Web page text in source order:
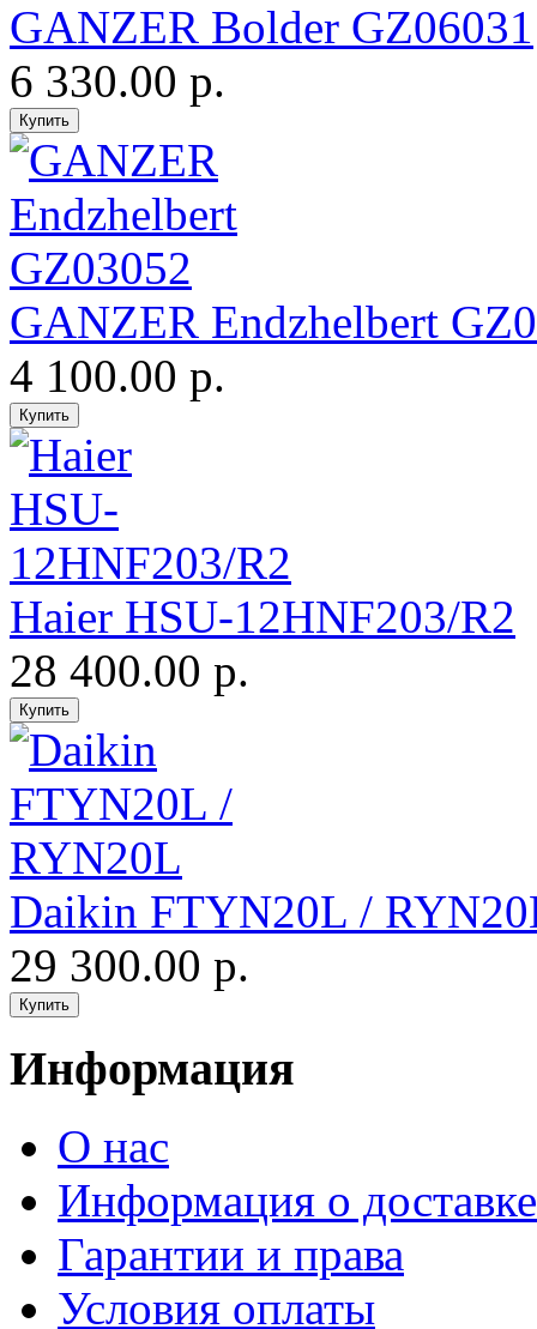
GANZER Bolder GZ06031
6 330.00 р.
GANZER Endzhelbert
4 100.00 р.
Haier HSU-12HNF203/R2
28 400.00 р.
Daikin FTYN20L /
29 300.00 р.
Информация
О нас
Информация о доставке
Гарантии и права
Условия оплаты